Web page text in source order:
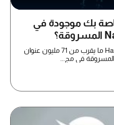
بك موجودة في
أضافت شركة Have I Been Pwned ما يقرب من 71 مليون عنوان
المسروقة في مج...